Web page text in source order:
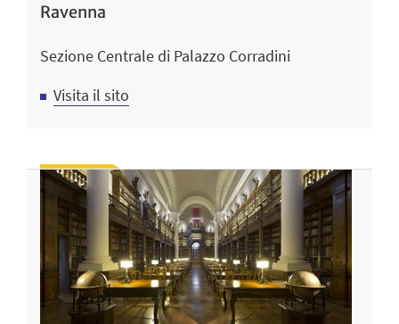
Ravenna
Sezione Centrale di Palazzo Corradini
Visita il sito